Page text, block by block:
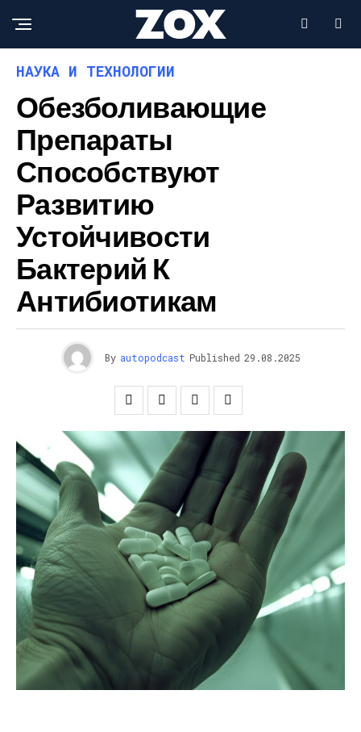
НАУКА И ТЕХНОЛОГИИ
Обезболивающие
Препараты
Способствуют
Развитию
Устойчивости
Бактерий К
Антибиотикам
By autopodcast Published 29.08.2025